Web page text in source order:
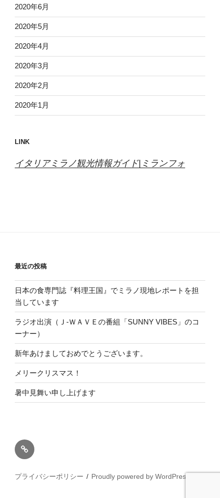
2020年6月
2020年5月
2020年4月
2020年3月
2020年2月
2020年1月
LINK
イタリアミラノ観光情報ガイド|ミランフォ
最近の投稿
日本の食専門誌『料理王国』でミラノ現地レポートを担
当しています
ラジオ出演（Ｊ-ＷＡＶＥの番組「SUNNY VIBES」のコ
ーナー）
新年あけましておめでとうございます。
メリークリスマス！
暑中見舞い申し上げます
ホ
ー
プライバシーポリシー Proudly powered by WordPress